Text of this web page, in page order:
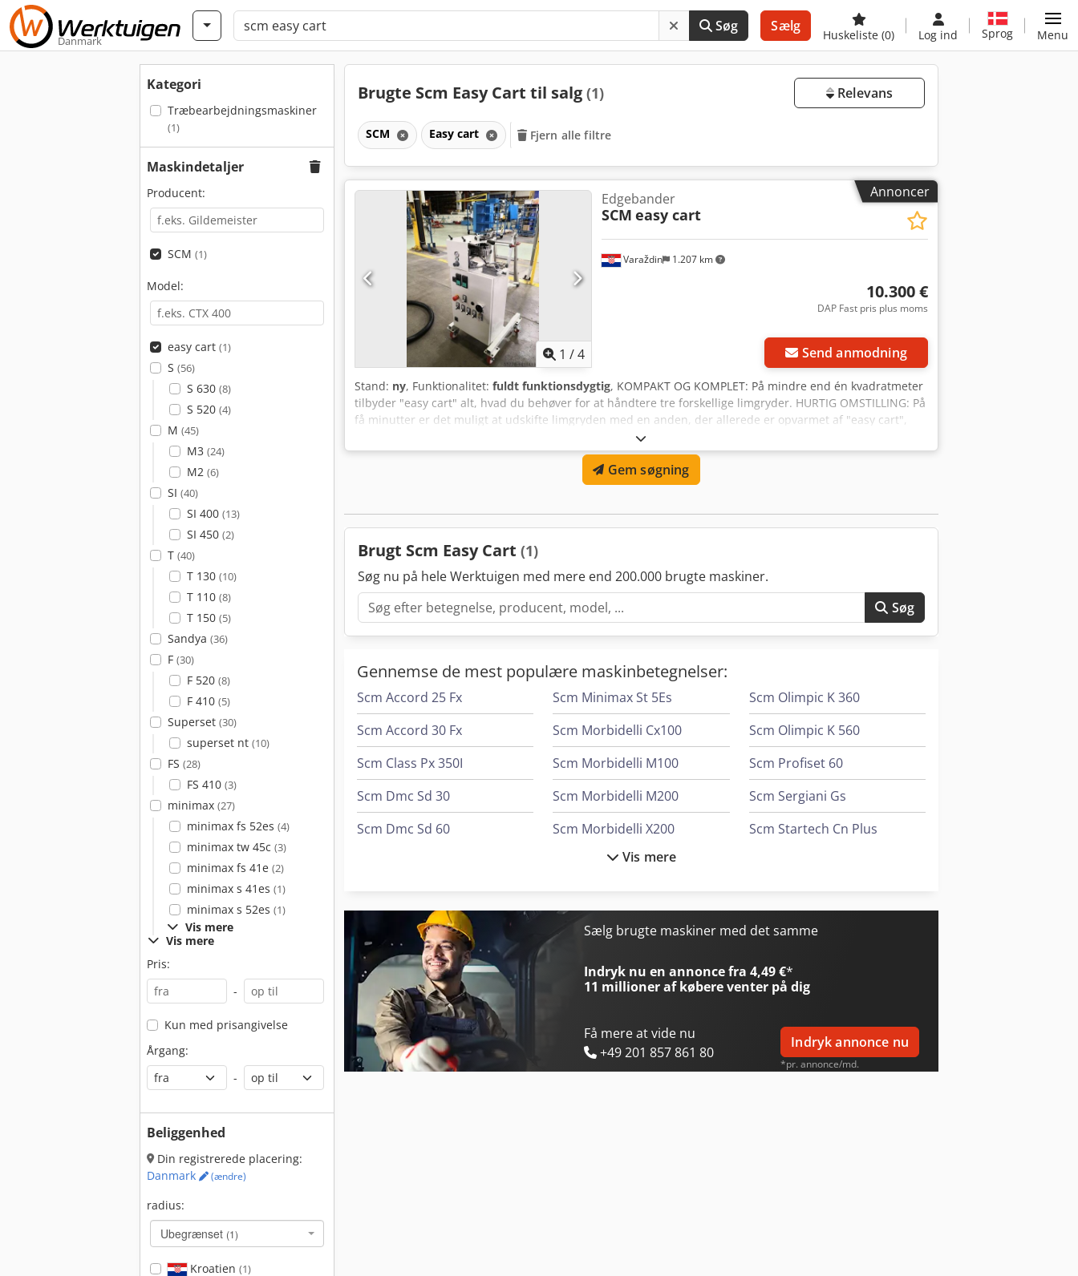
Danmark
Søg Sælg
Huskeliste (0) Log ind Sprog Menu
Kategori
Træbearbejdningsmaskiner
(1)
Maskindetaljer
Producent:
SCM (1)
Model:
easy cart (1)
S (56)
S 630 (8)
S 520 (4)
M (45)
M3 (24)
M2 (6)
SI (40)
SI 400 (13)
SI 450 (2)
T (40)
T 130 (10)
T 110 (8)
T 150 (5)
Sandya (36)
F (30)
F 520 (8)
F 410 (5)
Superset (30)
superset nt (10)
FS (28)
FS 410 (3)
minimax (27)
minimax fs 52es (4)
minimax tw 45c (3)
minimax fs 41e (2)
minimax s 41es (1)
minimax s 52es (1)
Vis mere
Vis mere
Pris:
-
Kun med prisangivelse
Årgang:
-
Beliggenhed
Din registrerede placering:
Danmark
(ændre)
radius:
Ubegrænset (1)
Kroatien (1)
Brugte Scm Easy Cart til salg (1) Relevans
SCM Easy cart Fjern alle filtre
Annoncer
1 /4
Varaždin 1.207 km
Edgebander
SCM easy cart
10.300 €
DAP Fast pris plus moms
Send anmodning
Stand: ny, Funktionalitet: fuldt funktionsdygtig, KOMPAKT OG KOMPLET: På mindre end én kvadratmeter
tilbyder "easy cart" alt, hvad du behøver for at håndtere tre forskellige limgryder. HURTIG OMSTILLING: På
få minutter er det muligt at udskifte limgryden med en anden, der allerede er opvarmet af "easy cart",
hvilket øger effektiviteten på kantlimeren. Credpjqu N Efofx Abhsf OPBEVARING AF POLYURETANLIM: Efter
afsluttet arbejde placeres limgryderne i "easy cart"-beholderen. Det innovative lufttørringssystem bevarer
to gryder med polyuretanlim uden problemer i mindst 72 timer.
Gem søgning
Brugt Scm Easy Cart (1)
Søg nu på hele Werktuigen med mere end 200.000 brugte maskiner.
Søg
Gennemse de mest populære maskinbetegnelser:
Scm Accord 25 Fx
Scm Accord 30 Fx
Scm Class Px 350I
Scm Dmc Sd 30
Scm Dmc Sd 60
Scm Minimax Fs 41E
Scm Minimax Sc 2C
Scm Minimax St 5Es
Scm Morbidelli Cx100
Scm Morbidelli M100
Scm Morbidelli M200
Scm Morbidelli X200
Scm Morbidelli X400
Scm Nova Fs 410
Scm Olimpic K 360
Scm Olimpic K 560
Scm Profiset 60
Scm Sergiani Gs
Scm Startech Cn Plus
Vis mere
Sælg brugte maskiner med det samme
Indryk nu en annonce fra 4,49 €*
11 millioner af købereventer på dig
Få mere at vide nu
+49 201 857 861 80
Indryk annonce nu
*pr. annonce/md.